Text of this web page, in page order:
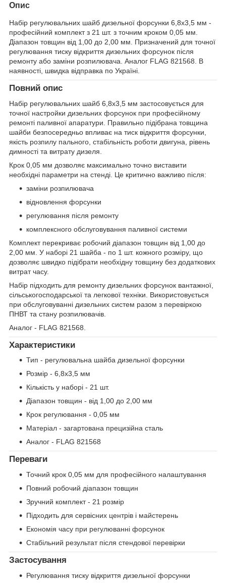
Опис
Набір регулювальних шайб дизельної форсунки 6,8х3,5 мм -
професійний комплект з 21 шт. з точним кроком 0,05 мм.
Діапазон товщин від 1,00 до 2,00 мм. Призначений для точної
регулювання тиску відкриття дизельних форсунок після
ремонту або заміни розпилювача. Аналог FLAG 821568. В
наявності, швидка відправка по Україні.
Повний опис
Набір регулювальних шайб 6,8х3,5 мм застосовується для
точної настройки дизельних форсунок при професійному
ремонті паливної апаратури. Правильно підібрана товщина
шайби безпосередньо впливає на тиск відкриття форсунки,
якість розпилу пального, стабільність роботи двигуна, рівень
димності та витрату дизеля.
Крок 0,05 мм дозволяє максимально точно виставити
необхідні параметри на стенді. Це критично важливо після:
заміни розпилювача
відновлення форсунки
регулювання після ремонту
комплексного обслуговування паливної системи
Комплект перекриває робочий діапазон товщин від 1,00 до
2,00 мм. У наборі 21 шайба - по 1 шт. кожного розміру, що
дозволяє швидко підібрати необхідну товщину без додаткових
витрат часу.
Набір підходить для ремонту дизельних форсунок вантажної,
сільськогосподарської та легкової техніки. Використовується
при обслуговуванні дизельних систем разом з перевіркою
ПНВТ та стану розпилювачів.
Аналог - FLAG 821568.
Характеристики
Тип - регулювальна шайба дизельної форсунки
Розмір - 6,8х3,5 мм
Кількість у наборі - 21 шт.
Діапазон товщин - від 1,00 до 2,00 мм
Крок регулювання - 0,05 мм
Матеріал - загартована прецизійна сталь
Аналог - FLAG 821568
Переваги
Точний крок 0,05 мм для професійного налаштування
Повний робочий діапазон товщин
Зручний комплект - 21 розмір
Підходить для сервісних центрів і майстерень
Економія часу при регулюванні форсунок
Стабільний результат після стендової перевірки
Застосування
Регулювання тиску відкриття дизельної форсунки